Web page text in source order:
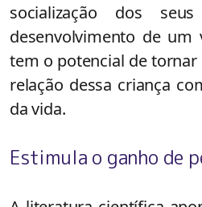
socialização dos
desenvolvimento de
tem o potencial de
relação dessa criança
da vida.
Estimula o ganho de